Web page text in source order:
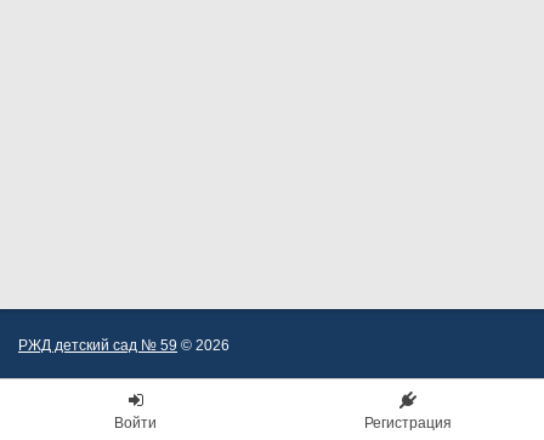
РЖД детский сад № 59 © 2026
Войти Регистрация